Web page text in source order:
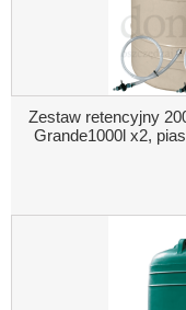
Zestaw retencyjny
Grande1000l x2,
poboru